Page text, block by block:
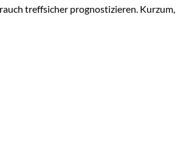
treffsicher prognostizieren. Kurzum,